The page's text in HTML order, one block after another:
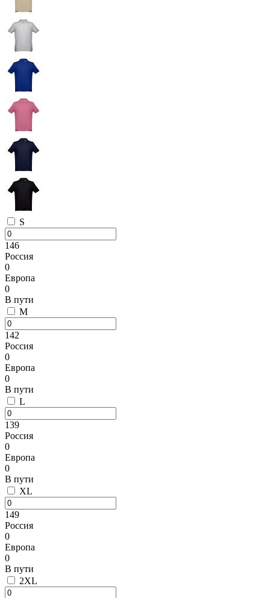
S
146
Россия
0
Европа
0
В пути
M
142
Россия
0
Европа
0
В пути
L
139
Россия
0
Европа
0
В пути
XL
149
Россия
0
Европа
0
В пути
2XL